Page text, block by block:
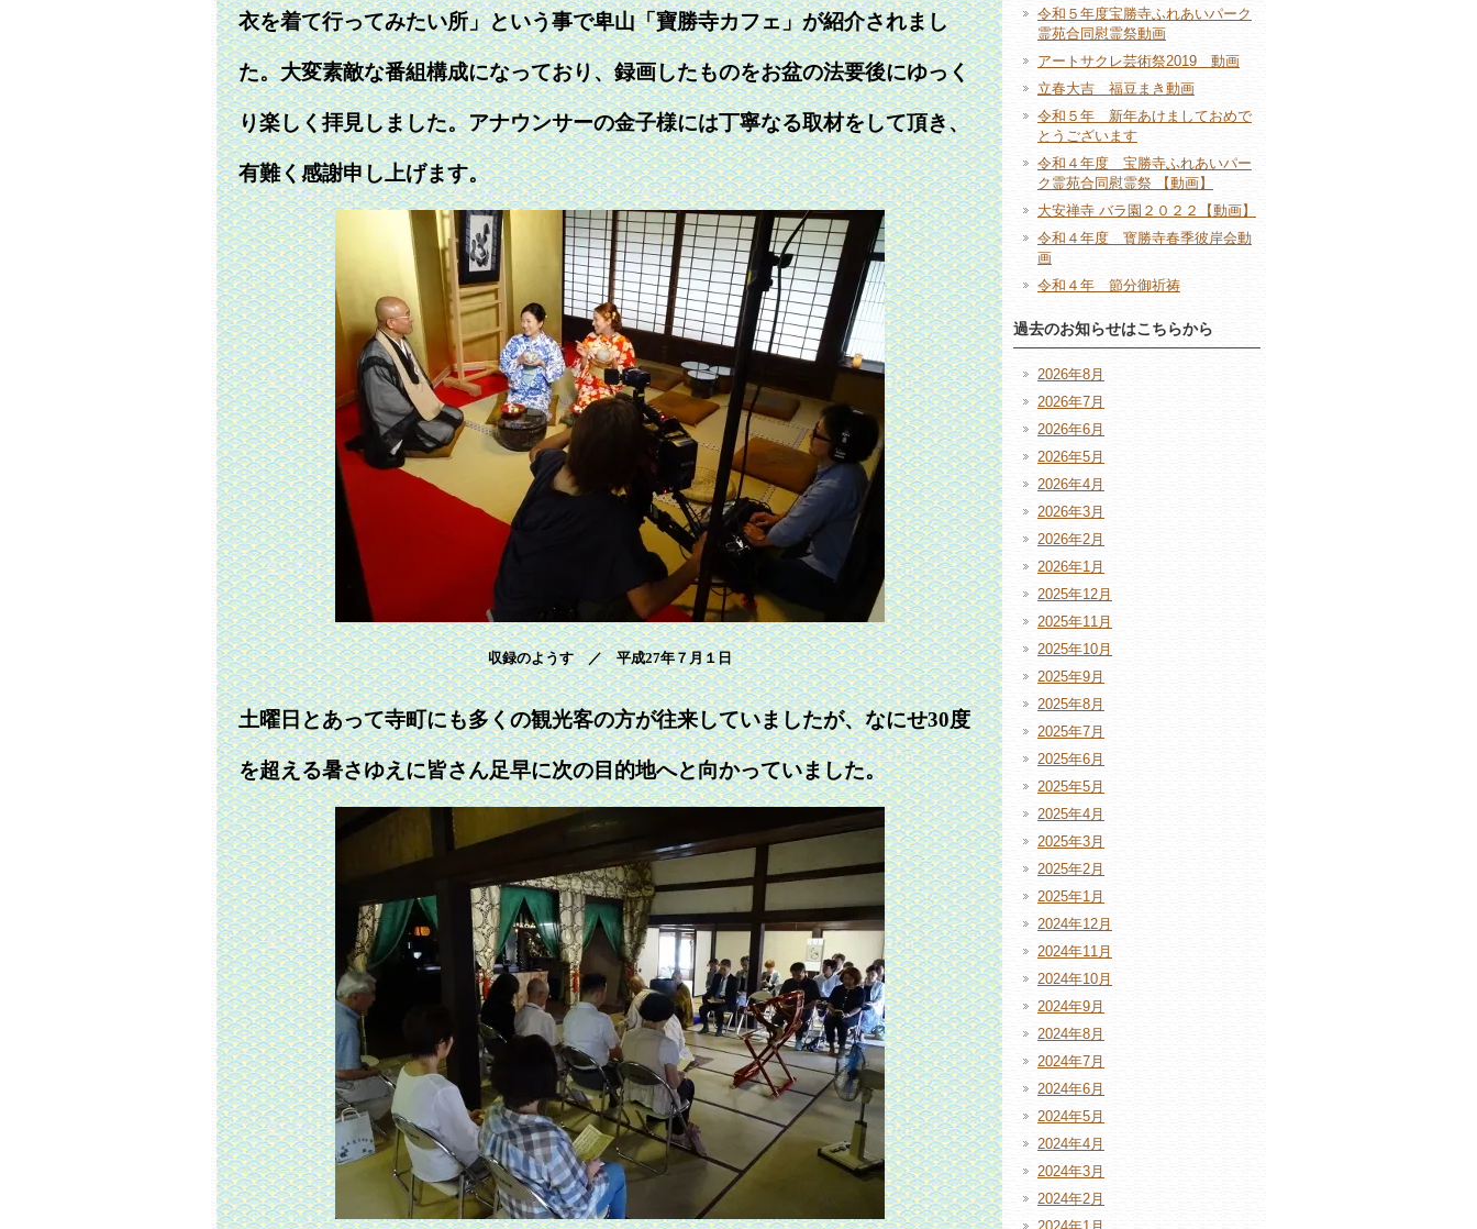
衣を着て行ってみたい所」という事で卑山「寶勝寺カフェ」が紹介されまし
た。大変素敵な番組構成になっており、録画したものをお盆の法要後にゆっく
り楽しく拝見しました。アナウンサーの金子様には丁寧なる取材をして頂き、
有難く感謝申し上げます。
収録のようす ／ 平成27年７月１日
土曜日とあって寺町にも多くの観光客の方が往来していましたが、なにせ30度
を超える暑さゆえに皆さん足早に次の目的地へと向かっていました。
令和５年度宝勝寺ふれあいパーク
霊苑合同慰霊祭動画
アートサクレ芸術祭2019 動画
立春大吉 福豆まき動画
令和５年 新年あけましておめで
とうございます
令和４年度 宝勝寺ふれあいパー
ク霊苑合同慰霊祭 【動画】
大安禅寺 バラ園２０２２【動画】
令和４年度 寳勝寺春季彼岸会動
画
令和４年 節分御祈祷
過去のお知らせはこちらから
2026年8月
2026年7月
2026年6月
2026年5月
2026年4月
2026年3月
2026年2月
2026年1月
2025年12月
2025年11月
2025年10月
2025年9月
2025年8月
2025年7月
2025年6月
2025年5月
2025年4月
2025年3月
2025年2月
2025年1月
2024年12月
2024年11月
2024年10月
2024年9月
2024年8月
2024年7月
2024年6月
2024年5月
2024年4月
2024年3月
2024年2月